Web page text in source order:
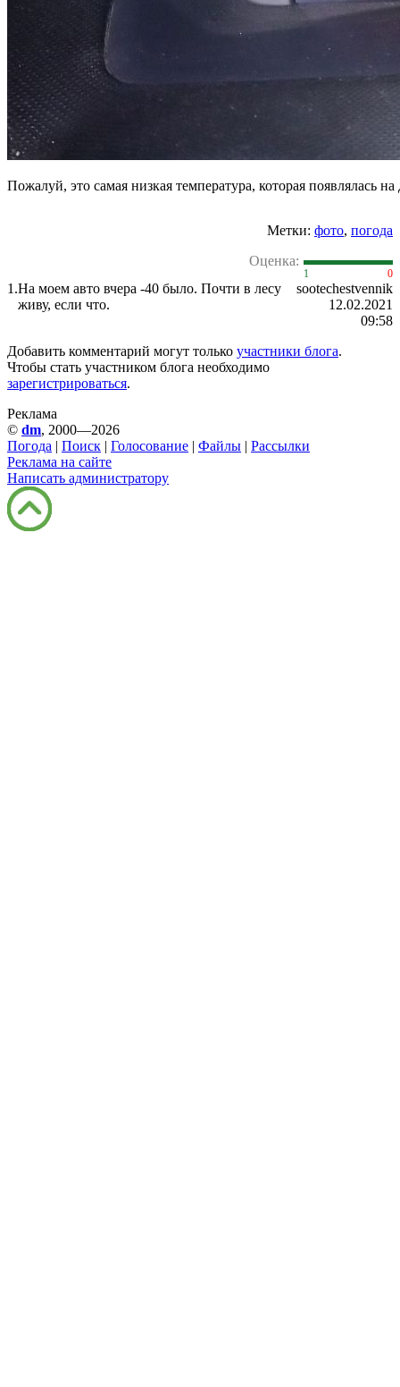
Пожалуй, это самая низкая температура, которая появлялась
Метки: фото, погода
Оценка:
1 0
1.На моем авто вчера -40 было. Почти в лесу
живу, если что.
sootechestvennik
12.02.2021
09:58
Добавить комментарий могут только участники блога.
Чтобы стать участником блога необходимо
зарегистрироваться.
Реклама
© dm, 2000—2026
Погода | Поиск | Голосование | Файлы | Рассылки
Реклама на сайте
Написать администратору